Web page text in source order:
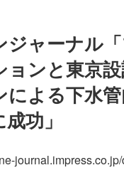
ジャーナル
ンと東京設
による下水
功」